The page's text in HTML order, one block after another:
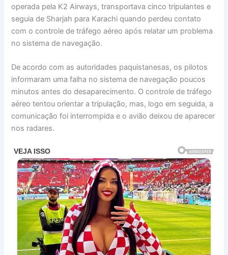
operada pela K2 Airways, transportava cinco tripulantes e
seguia de Sharjah para Karachi quando perdeu contato
com o controle de tráfego aéreo após relatar um problema
no sistema de navegação.
De acordo com as autoridades paquistanesas, os pilotos
informaram uma falha no sistema de navegação poucos
minutos antes do desaparecimento. O controle de tráfego
aéreo tentou orientar a tripulação, mas, logo em seguida, a
comunicação foi interrompida e o avião deixou de aparecer
nos radares.